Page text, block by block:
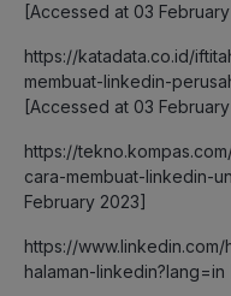
[Accessed at 03
https://katadata.co.id/
membuat-linkedin-
[Accessed at 03
https://
cara-membuat-linkedin-
February 2023]
https://
halaman-